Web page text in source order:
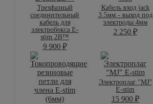
Трехфазный
соединительный
кабель для
электробокса E-
stim 2B™
9 900 ₽
Кабель вход jack
3.5мм - выход под
электроды 4мм
2 250 ₽
Электроплаг "MJ"
E-stim
15 900 ₽